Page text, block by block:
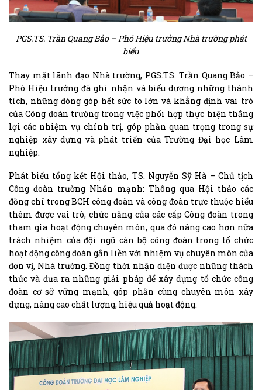
PGS.TS. Trần Quang Bảo – Phó Hiệu trưởng Nhà trường phát
biểu
Thay mặt lãnh đạo Nhà trường, PGS.TS. Trần Quang Bảo –
Phó Hiệu trưởng đã ghi nhận và biểu dương những thành
tích, những đóng góp hết sức to lớn và khẳng định vai trò
của Công đoàn trường trong việc phối hợp thực hiện thắng
lợi các nhiệm vụ chính trị, góp phần quan trọng trong sự
nghiệp xây dựng và phát triển của Trường Đại học Lâm
nghiệp.
Phát biểu tổng kết Hội thảo, TS. Nguyễn Sỹ Hà – Chủ tịch
Công đoàn trường Nhấn mạnh: Thông qua Hội thảo các
đồng chí trong BCH công đoàn và công đoàn trực thuộc hiểu
thêm được vai trò, chức năng của các cấp Công đoàn trong
tham gia hoạt động chuyên môn, qua đó nâng cao hơn nữa
trách nhiệm của đội ngũ cán bộ công đoàn trong tổ chức
hoạt động công đoàn gắn liền với nhiệm vụ chuyên môn của
đơn vị, Nhà trường. Đồng thời nhận diện được những thách
thức và đưa ra những giải pháp để xây dựng tổ chức công
đoàn cơ sỡ vững mạnh, góp phần cùng chuyên môn xây
dựng, nâng cao chất lượng, hiệu quả hoạt động.